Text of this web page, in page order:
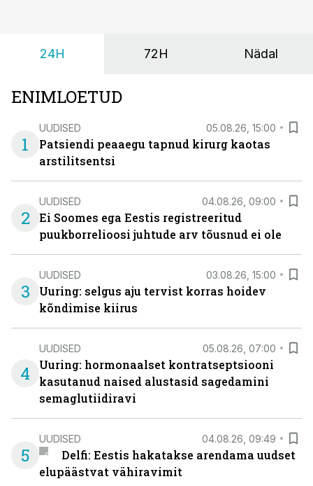
24H 72H Nädal
ENIMLOETUD
1
UUDISED 05.08.26, 15:00
Patsiendi peaaegu tapnud kirurg kaotas
arstilitsentsi
2
UUDISED 04.08.26, 09:00
Ei Soomes ega Eestis registreeritud
puukborrelioosi juhtude arv tõusnud ei ole
3
UUDISED 03.08.26, 15:00
Uuring: selgus aju tervist korras hoidev
kõndimise kiirus
4
UUDISED 05.08.26, 07:00
Uuring: hormonaalset kontratseptsiooni
kasutanud naised alustasid sagedamini
semaglutiidiravi
5
UUDISED 04.08.26, 09:49
Delfi: Eestis hakatakse arendama uudset
elupäästvat vähiravimit